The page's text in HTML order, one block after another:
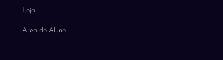
Loja
Área do Aluno